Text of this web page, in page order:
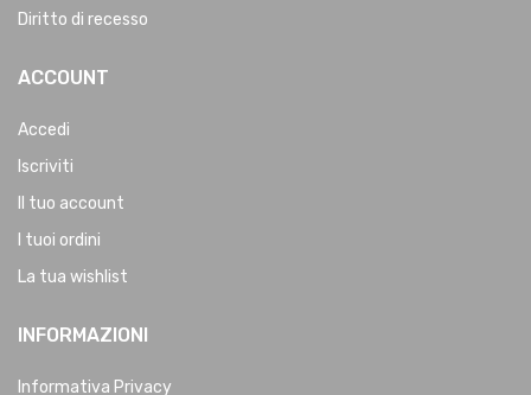
Diritto di recesso
ACCOUNT
Accedi
Iscriviti
Il tuo account
I tuoi ordini
La tua wishlist
INFORMAZIONI
Informativa Privacy